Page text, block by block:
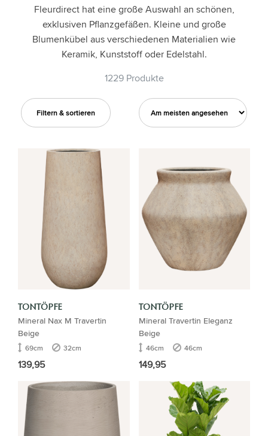
Fleurdirect hat eine große Auswahl an schönen,
exklusiven Pflanzgefäßen. Kleine und große
Blumenkübel aus verschiedenen Materialien wie
Keramik, Kunststoff oder Edelstahl.
1229 Produkte
Filtern & sortieren
TONTÖPFE
Mineral Nax M Travertin
Beige
69cm 32cm
139,95
TONTÖPFE
Mineral Travertin Eleganz
Beige
46cm 46cm
149,95